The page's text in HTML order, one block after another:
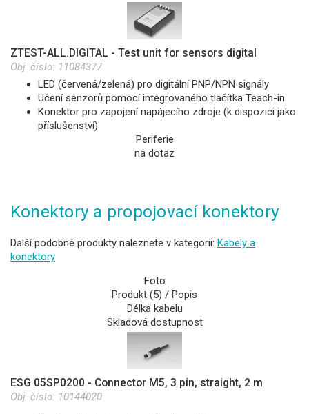
ZTEST-ALL.DIGITAL - Test unit for sensors digital
Obj. číslo: 11084377
LED (červená/zelená) pro digitální PNP/NPN signály
Učení senzorů pomocí integrovaného tlačítka Teach-in
Konektor pro zapojení napájecího zdroje (k dispozici jako
příslušenství)
Periferie
na dotaz
Konektory a propojovací konektory
Další podobné produkty naleznete v kategorii: Kabely a
konektory
Foto
Produkt (5) / Popis
Délka kabelu
Skladová dostupnost
ESG 05SP0200 - Connector M5, 3 pin, straight, 2 m
Obj. číslo: 10144020